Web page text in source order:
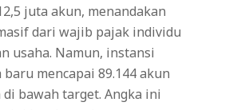
juta akun, menandakan
dari wajib pajak individu
usaha. Namun, instansi
mencapai 89.144 akun
bawah target. Angka ini